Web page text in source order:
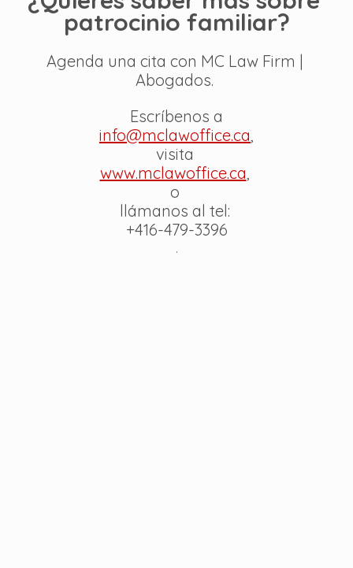
patrocinio familiar?
Agenda una cita con MC Law Firm |
Abogados.
Escríbenos a
info@mclawoffice.ca,
visita
www.mclawoffice.ca,
o
llámanos al tel:
+416-479-3396
.